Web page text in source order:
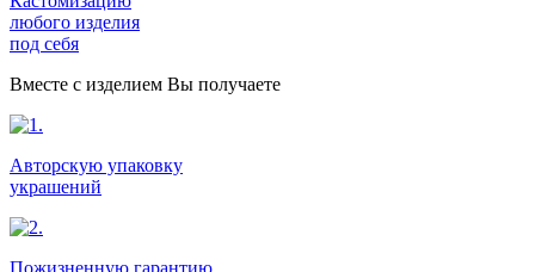
любого изделия
под себя
Вместе с изделием Вы получаете
Авторскую упаковку
украшений
Пожизненную гарантию